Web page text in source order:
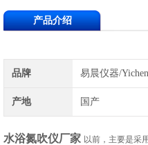
产品介绍
品牌 易晨仪器/Yichen
产地 国产
水浴氮吹仪厂家 以前，主要是采